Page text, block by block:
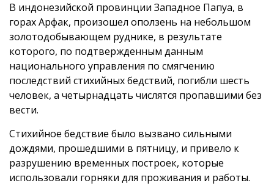
В индонезийской провинции Западное Папуа, в
горах Арфак, произошел оползень на небольшом
золотодобывающем руднике, в результате
которого, по подтвержденным данным
национального управления по смягчению
последствий стихийных бедствий, погибли шесть
человек, а четырнадцать числятся пропавшими без
вести.
Стихийное бедствие было вызвано сильными
дождями, прошедшими в пятницу, и привело к
разрушению временных построек, которые
использовали горняки для проживания и работы.